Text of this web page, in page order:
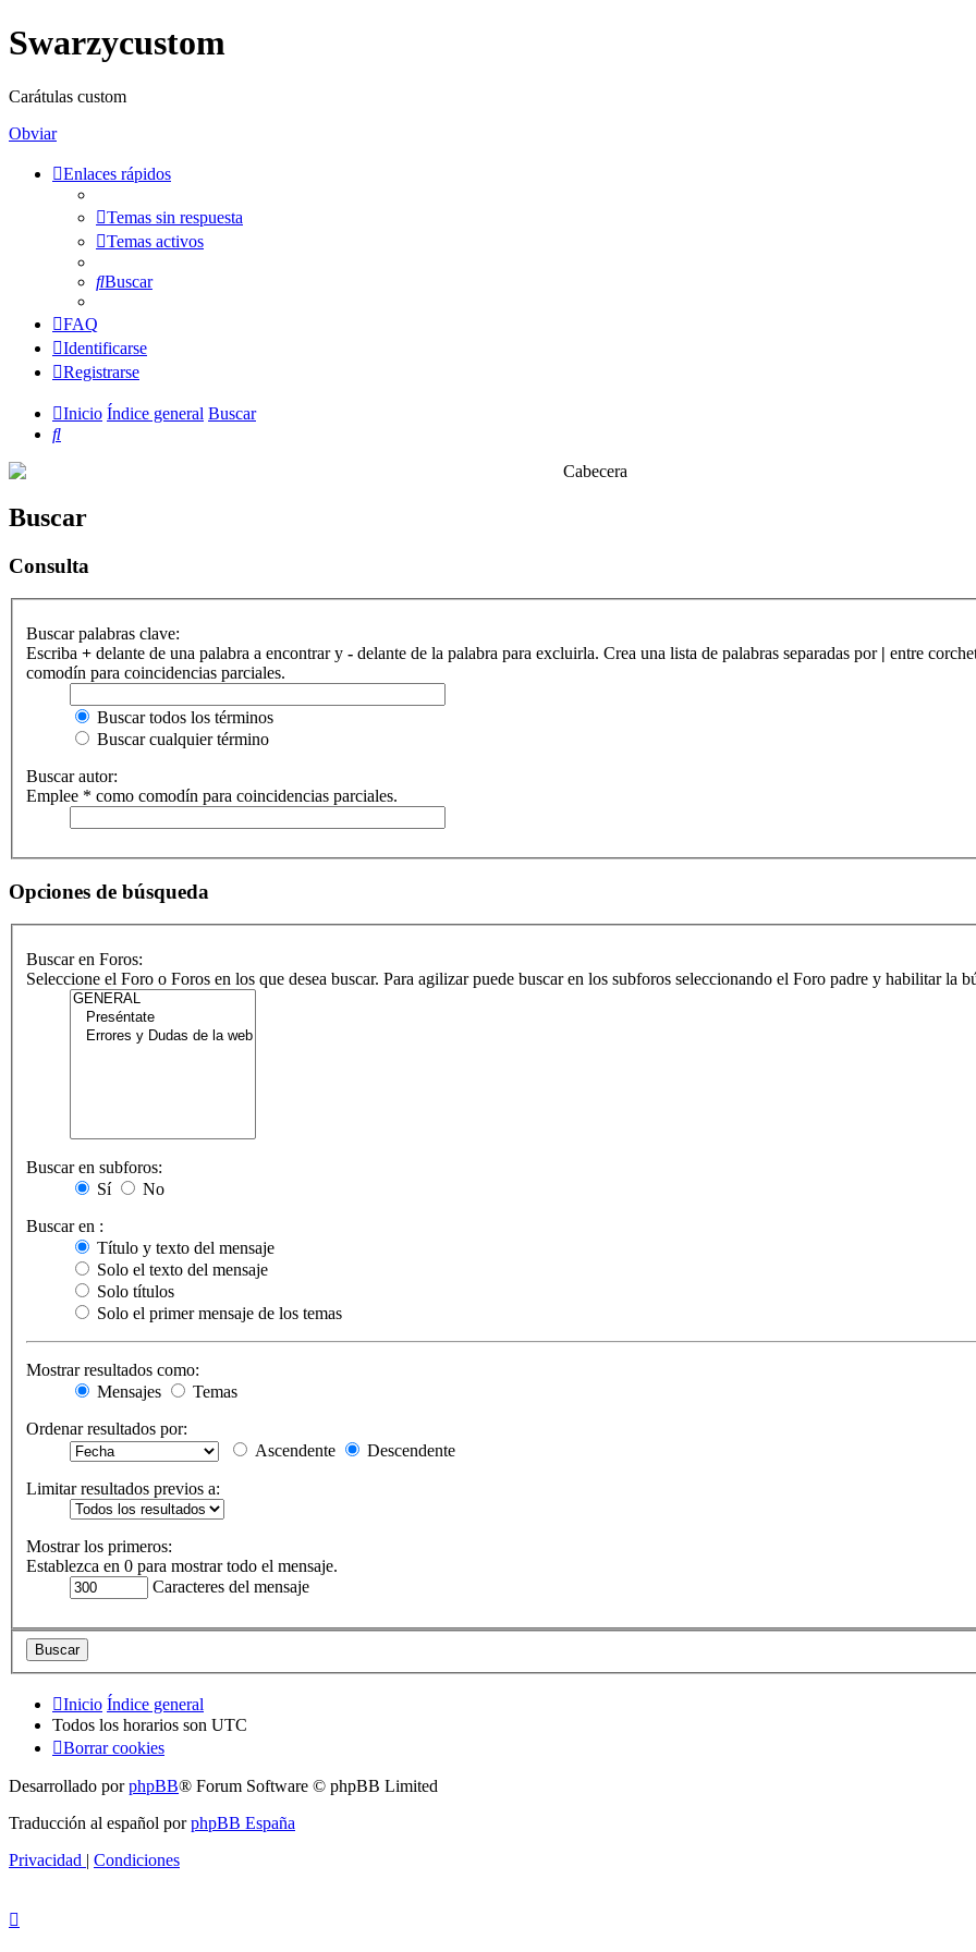
Swarzycustom
Carátulas custom
Obviar
Enlaces rápidos
Temas sin respuesta
Temas activos
Buscar
FAQ
Identificarse
Registrarse
Inicio Índice general Buscar
Buscar
Buscar
Consulta
Buscar palabras clave:
Escriba + delante de una palabra a encontrar y - delante de la palabra para excluirla. Crea una lista de palabras separadas por | entre
comodín para coincidencias parciales.
Buscar todos los términos
Buscar cualquier término
Buscar autor:
Emplee * como comodín para coincidencias parciales.
Opciones de búsqueda
Buscar en Foros:
Seleccione el Foro o Foros en los que desea buscar. Para agilizar puede buscar en los subforos seleccionando el Foro padre y habilitar la
Buscar en subforos:
Sí
No
Buscar en :
Título y texto del mensaje
Solo el texto del mensaje
Solo títulos
Solo el primer mensaje de los temas
Mostrar resultados como:
Mensajes
Temas
Ordenar resultados por:
Ascendente
Descendente
Limitar resultados previos a:
Mostrar los primeros:
Establezca en 0 para mostrar todo el mensaje.
Caracteres del mensaje
Inicio Índice general
Todos los horarios son UTC
Borrar cookies
Desarrollado porphpBB® Forum Software © phpBB Limited
Traducción al español porphpBB España
Privacidad | Condiciones